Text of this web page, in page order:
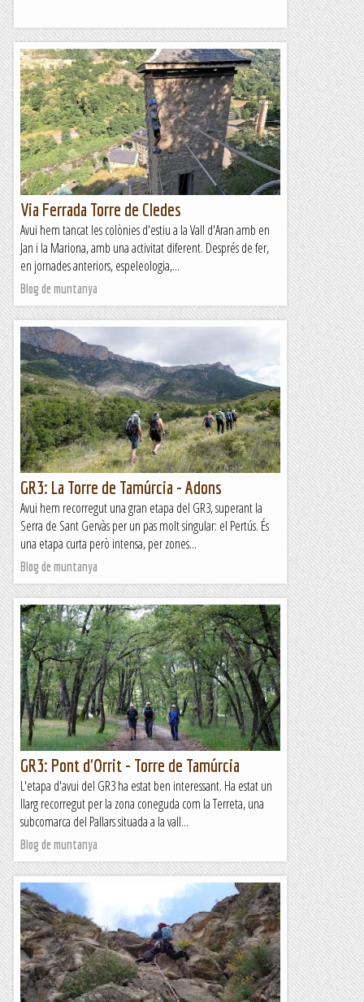
Via Ferrada Torre de Cledes
Avui hem tancat les colònies d'estiu a la Vall d'Aran amb en
Jan i la Mariona, amb una activitat diferent. Després de fer,
en jornades anteriors, espeleologia,...
Blog de muntanya
GR3: La Torre de Tamúrcia - Adons
Avui hem recorregut una gran etapa del GR3, superant la
Serra de Sant Gervàs per un pas molt singular: el Pertús. És
una etapa curta però intensa, per zones...
Blog de muntanya
GR3: Pont d'Orrit - Torre de Tamúrcia
L'etapa d'avui del GR3 ha estat ben interessant. Ha estat un
llarg recorregut per la zona coneguda com la Terreta, una
subcomarca del Pallars situada a la vall...
Blog de muntanya